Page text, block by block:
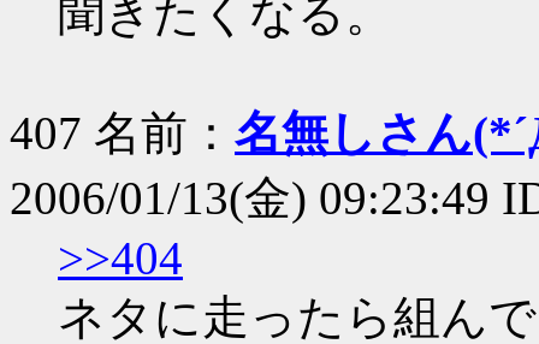
聞きたくなる。
407 名前： 名無しさん
2006/01/13(金) 09:23:49
>>404
ネタに走ったら組ん